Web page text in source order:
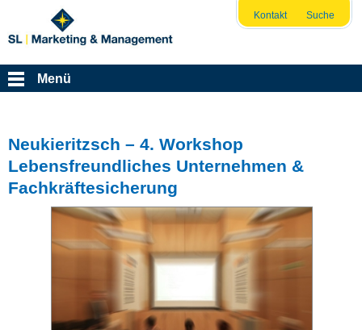
Kontakt Suche
Menü
Neukieritzsch – 4. Workshop
Lebensfreundliches Unternehmen &
Fachkräftesicherung